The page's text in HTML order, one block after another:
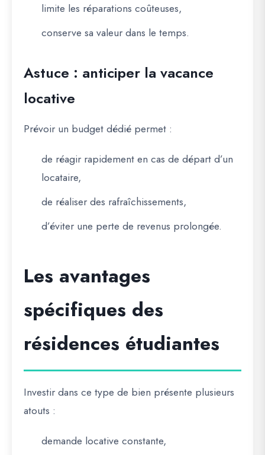
limite les réparations coûteuses,
conserve sa valeur dans le temps.
Astuce : anticiper la vacance
locative
Prévoir un budget dédié permet :
de réagir rapidement en cas de départ d’un
locataire,
de réaliser des rafraîchissements,
d’éviter une perte de revenus prolongée.
Les avantages
spécifiques des
résidences étudiantes
Investir dans ce type de bien présente plusieurs
atouts :
demande locative constante,